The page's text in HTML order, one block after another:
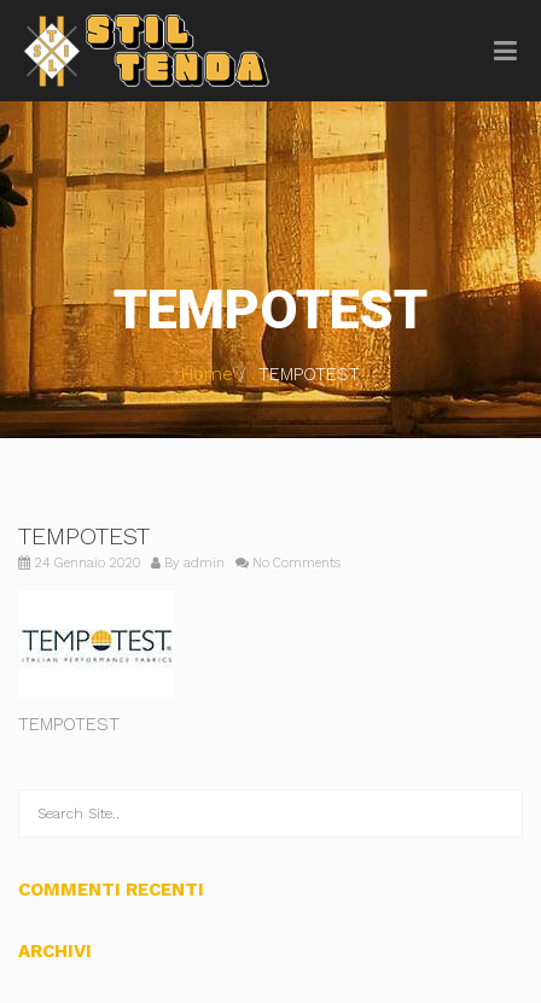
TEMPOTEST
Home TEMPOTEST
TEMPOTEST
24 Gennaio 2020 By admin No Comments
TEMPOTEST
COMMENTI RECENTI
ARCHIVI